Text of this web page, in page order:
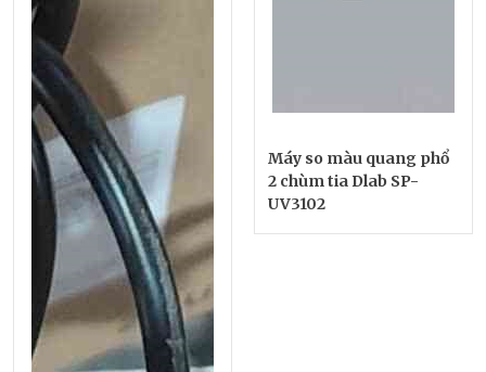
Máy so màu quang phổ
2 chùm tia Dlab SP-
UV3102